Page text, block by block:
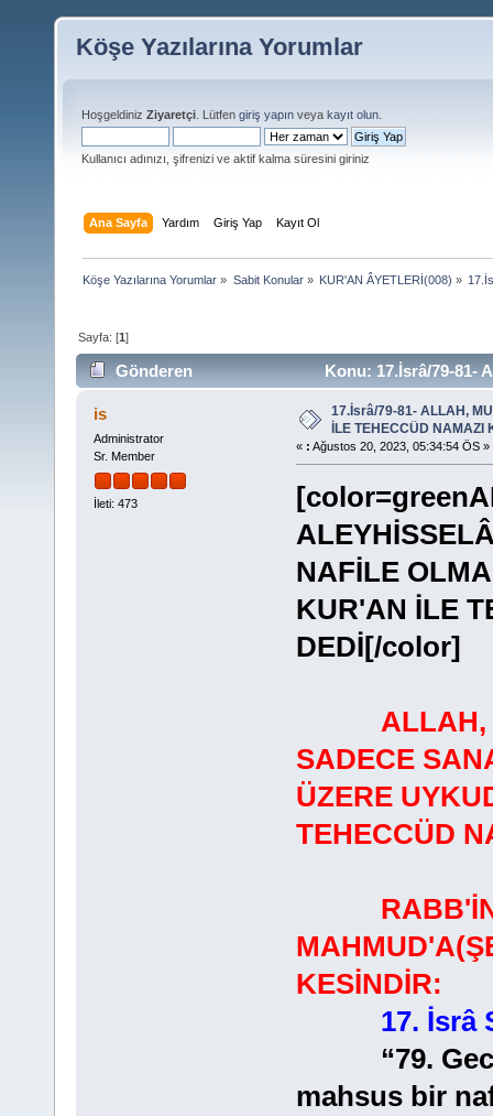
Köşe Yazılarına Yorumlar
Hoşgeldiniz Ziyaretçi . Lütfen giriş yapın veya kayıt olun
Kullanıcı adınızı, şifrenizi ve aktif kalma süresini giriniz
Ana Sayfa Yardım Giriş Yap Kayıt Ol
Köşe Yazılarına Yorumlar » Sabit Konular» KUR'AN ÂYETLERİ(008) »
Sayfa: [1]
Gönderen
Konu: 17.İsrâ/79-81-
DEDİ (Okunma sayısı 19607 defa)
is
Administrator
Sr. Member
İleti: 473
17.İsrâ/79-81- ALLAH,
İLE TEHECCÜD NAMAZI
« : Ağustos 20, 2023, 05:34:54 ÖS »
NAFİLE
KUR'AN İLE
DEDİ[/color]
ALLAH,
SADECE
ÜZERE
TEHECCÜD
RABB'İNİN
KESİNDİR:
17. İsrâ
“79.
mahsus bir